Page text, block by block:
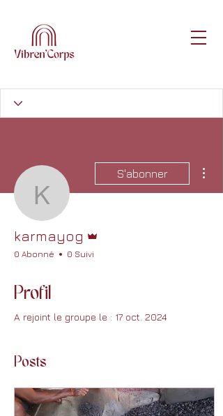
karmayog
S'abonner
karmayog
0 Abonné 0 Suivi
Profil
A rejoint le groupe le : 17 oct. 2024
Posts